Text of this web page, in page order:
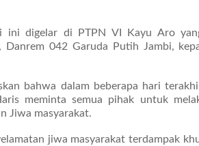
ini digelar di PTPN VI Kayu Aro
Danrem 042 Garuda Putih Jambi,
bahwa dalam beberapa hari
meminta semua pihak untuk
Jiwa masyarakat.
jiwa masyarakat terdampak